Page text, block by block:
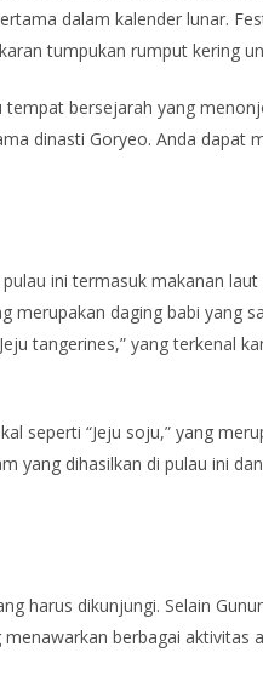
dalam kalender lunar.
tumpukan rumput kering
tempat bersejarah yang
dinasti Goryeo. Anda dapat
ini termasuk makanan
merupakan daging babi yang
tangerines,” yang terkenal
seperti “Jeju soju,” yang
yang dihasilkan di pulau ini
harus dikunjungi. Selain
berbagai aktivitas